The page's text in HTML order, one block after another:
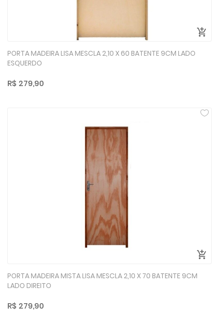
PORTA MADEIRA LISA MESCLA 2,10 X 60 BATENTE 9CM LADO
ESQUERDO
R$ 279,90
PORTA MADEIRA MISTA LISA MESCLA 2,10 X 70 BATENTE 9CM
LADO DIREITO
R$ 279,90